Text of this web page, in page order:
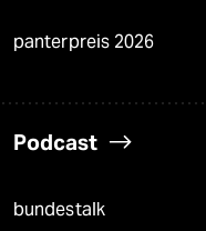
panterpreis 2026
Podcast
bundestalk